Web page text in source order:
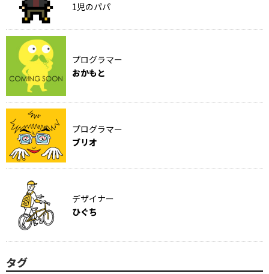
1児のパパ
プログラマー
おかもと
プログラマー
ブリオ
デザイナー
ひぐち
タグ